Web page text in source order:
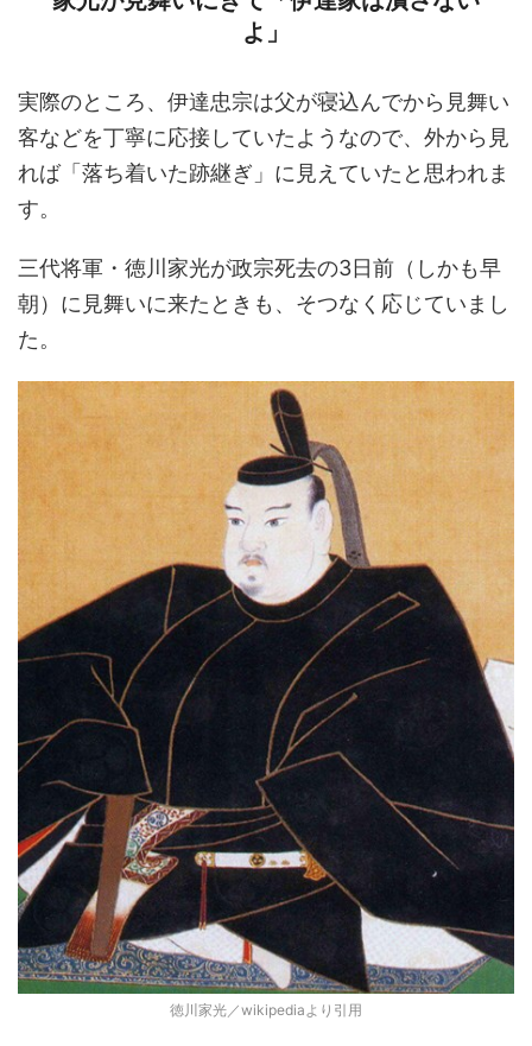
よ」
実際のところ、伊達忠宗は父が寝込んでから見舞い
客などを丁寧に応接していたようなので、外から見
れば「落ち着いた跡継ぎ」に見えていたと思われま
す。
三代将軍・徳川家光が政宗死去の3日前（しかも早
朝）に見舞いに来たときも、そつなく応じていまし
た。
徳川家光／wikipediaより引用